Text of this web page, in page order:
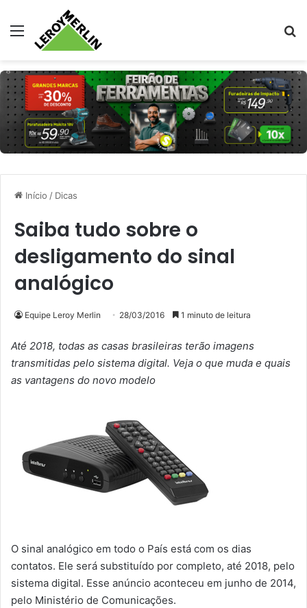
Menu
Início / Dicas
Saiba tudo sobre o
desligamento do sinal
analógico
Equipe Leroy Merlin 28/03/2016 1 minuto de leitura
Até 2018, todas as casas brasileiras terão imagens
transmitidas pelo sistema digital. Veja o que muda e quais
as vantagens do novo modelo
O sinal analógico em todo o País está com os dias
contatos. Ele será substituído por completo, até 2018, pelo
sistema digital. Esse anúncio aconteceu em junho de 2014,
pelo Ministério de Comunicações.